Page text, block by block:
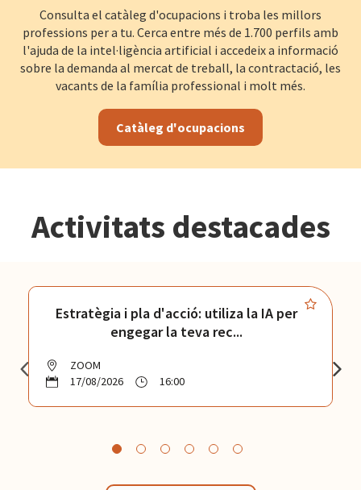
Consulta el catàleg d'ocupacions i troba les millors
professions per a tu. Cerca entre més de 1.700 perfils amb
l'ajuda de la intel·ligència artificial i accedeix a informació
sobre la demanda al mercat de treball, la contractació, les
vacants de la família professional i molt més.
Catàleg d'ocupacions
Activitats destacades
Estratègia i pla d'acció: utiliza la IA per
engegar la teva rec...
ZOOM
17/08/2026
16:00